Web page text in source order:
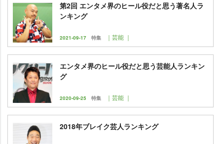
第2回 エンタメ界のヒール役だと思う著名人ラ
ンキング
2021-09-17 特集 ｜芸能 ｜
エンタメ界のヒール役だと思う芸能人ランキン
グ
2020-09-25 特集 ｜芸能 ｜
2018年ブレイク芸人ランキング